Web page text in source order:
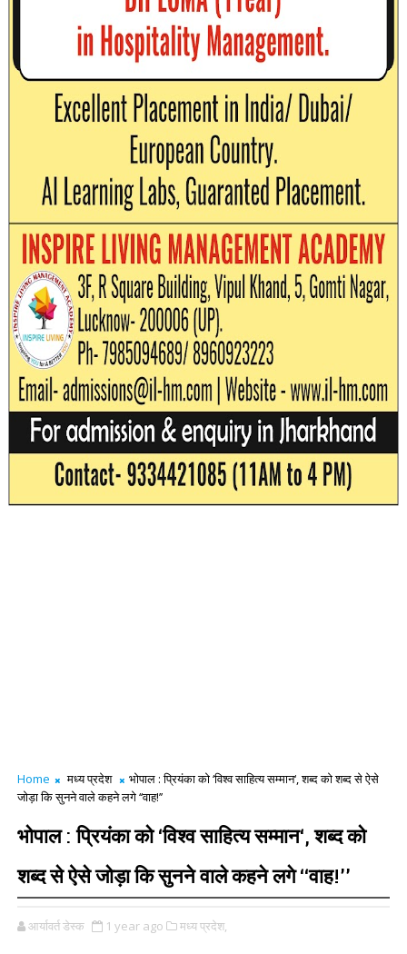
Home मध्य प्रदेश
भोपाल : प्रियंका को ‘विश्व साहित्य सम्मान‘, शब्द को शब्द से ऐसे
जोड़ा कि सुनने वाले कहने लगे ‘‘वाह!’’
भोपाल : प्रियंका को ‘विश्व साहित्य सम्मान‘, शब्द को
शब्द से ऐसे जोड़ा कि सुनने वाले कहने लगे ‘‘वाह!’’
आर्यावर्त डेस्क 1 year ago मध्य प्रदेश,